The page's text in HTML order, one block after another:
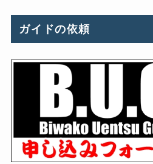
ガイドの依頼